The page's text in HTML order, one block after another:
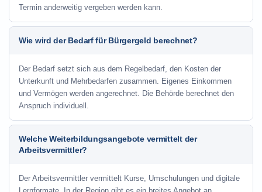
Termin anderweitig vergeben werden kann.
Wie wird der Bedarf für Bürgergeld berechnet?
Der Bedarf setzt sich aus dem Regelbedarf, den Kosten der
Unterkunft und Mehrbedarfen zusammen. Eigenes Einkommen
und Vermögen werden angerechnet. Die Behörde berechnet den
Anspruch individuell.
Welche Weiterbildungsangebote vermittelt der
Arbeitsvermittler?
Der Arbeitsvermittler vermittelt Kurse, Umschulungen und digitale